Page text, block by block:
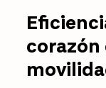
corazón